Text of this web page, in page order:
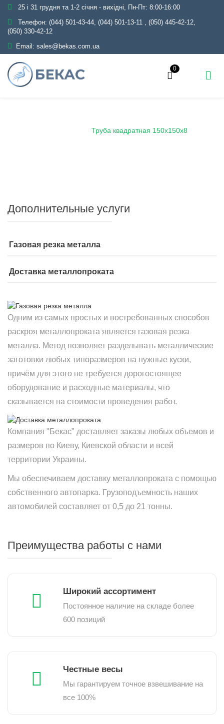
25 і 31 грудня та 1-2 січня - вихідні, Пн-Пт: 8:00-16:00
Телефон: (044) 501-43-44, (044) 501-13-11 , (050) 445-42-12,
(050) 330-42-12
Email: sales@bekas.com.ua
0
Труба квадратная 150х150х8
Дополнительные услуги
Газовая резка металла
Доставка металлопроката
Одним из самых простых и востребованных способов
раскроя металлопроката является газовая резка
металла. Метод позволяет разделывать металлические
заготовки любых типоразмеров на нужные куски,
причём для этого не требуется дорогостоящее
оборудование и расходные материалы, что
сказывается на стоимости проведения работ.
Компания "Бекас" доставляет заказы любых объемов и
размеров по Киеву, Киевской области и всей
территории Украины.
Мы обеспечиваем доставку металлопроката с помощью
собственного автопарка. Грузоподъемность наших
автомобилей составляет от 0,5 до 21 тонны.
Преимущества работы с нами
Широкий ассортимент
Постоянное наличие на складе более
600 позиций
Честные весы
Мы гарантируем точное взвешивание на
все 100%